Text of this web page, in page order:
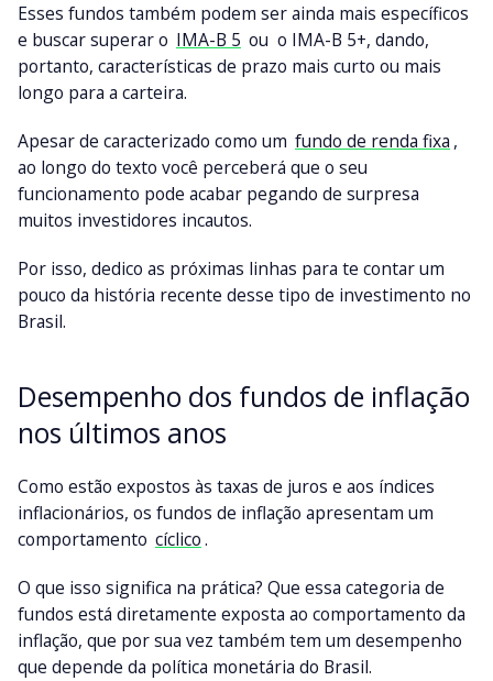
Esses fundos também podem ser ainda mais específicos
e buscar superar o IMA-B 5 ou o IMA-B 5+, dando,
portanto, características de prazo mais curto ou mais
longo para a carteira.
Apesar de caracterizado como um fundo de renda fixa ,
ao longo do texto você perceberá que o seu
funcionamento pode acabar pegando de surpresa
muitos investidores incautos.
Por isso, dedico as próximas linhas para te contar um
pouco da história recente desse tipo de investimento no
Brasil.
Desempenho dos fundos de inflação
nos últimos anos
Como estão expostos às taxas de juros e aos índices
inflacionários, os fundos de inflação apresentam um
comportamento cíclico.
O que isso significa na prática? Que essa categoria de
fundos está diretamente exposta ao comportamento da
inflação, que por sua vez também tem um desempenho
que depende da política monetária do Brasil.